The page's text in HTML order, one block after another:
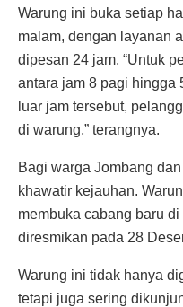
Warung ini buka setiap
malam, dengan layanan
dipesan 24 jam. “Untuk
antara jam 8 pagi hingga
luar jam tersebut,
di warung,” terangnya.
Bagi warga Jombang
khawatir kejauhan.
membuka cabang baru
diresmikan pada 28
Warung ini tidak hanya
tetapi juga sering